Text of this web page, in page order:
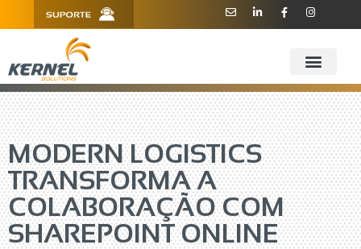
910 - CEP 13208-760 - Jundiaí/SP
MODERN LOGISTICS
TRANSFORMA A
COLABORAÇÃO COM
SHAREPOINT ONLINE